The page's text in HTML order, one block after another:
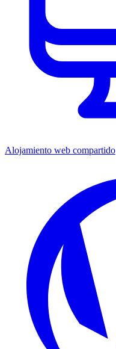
Alojamiento web compartido